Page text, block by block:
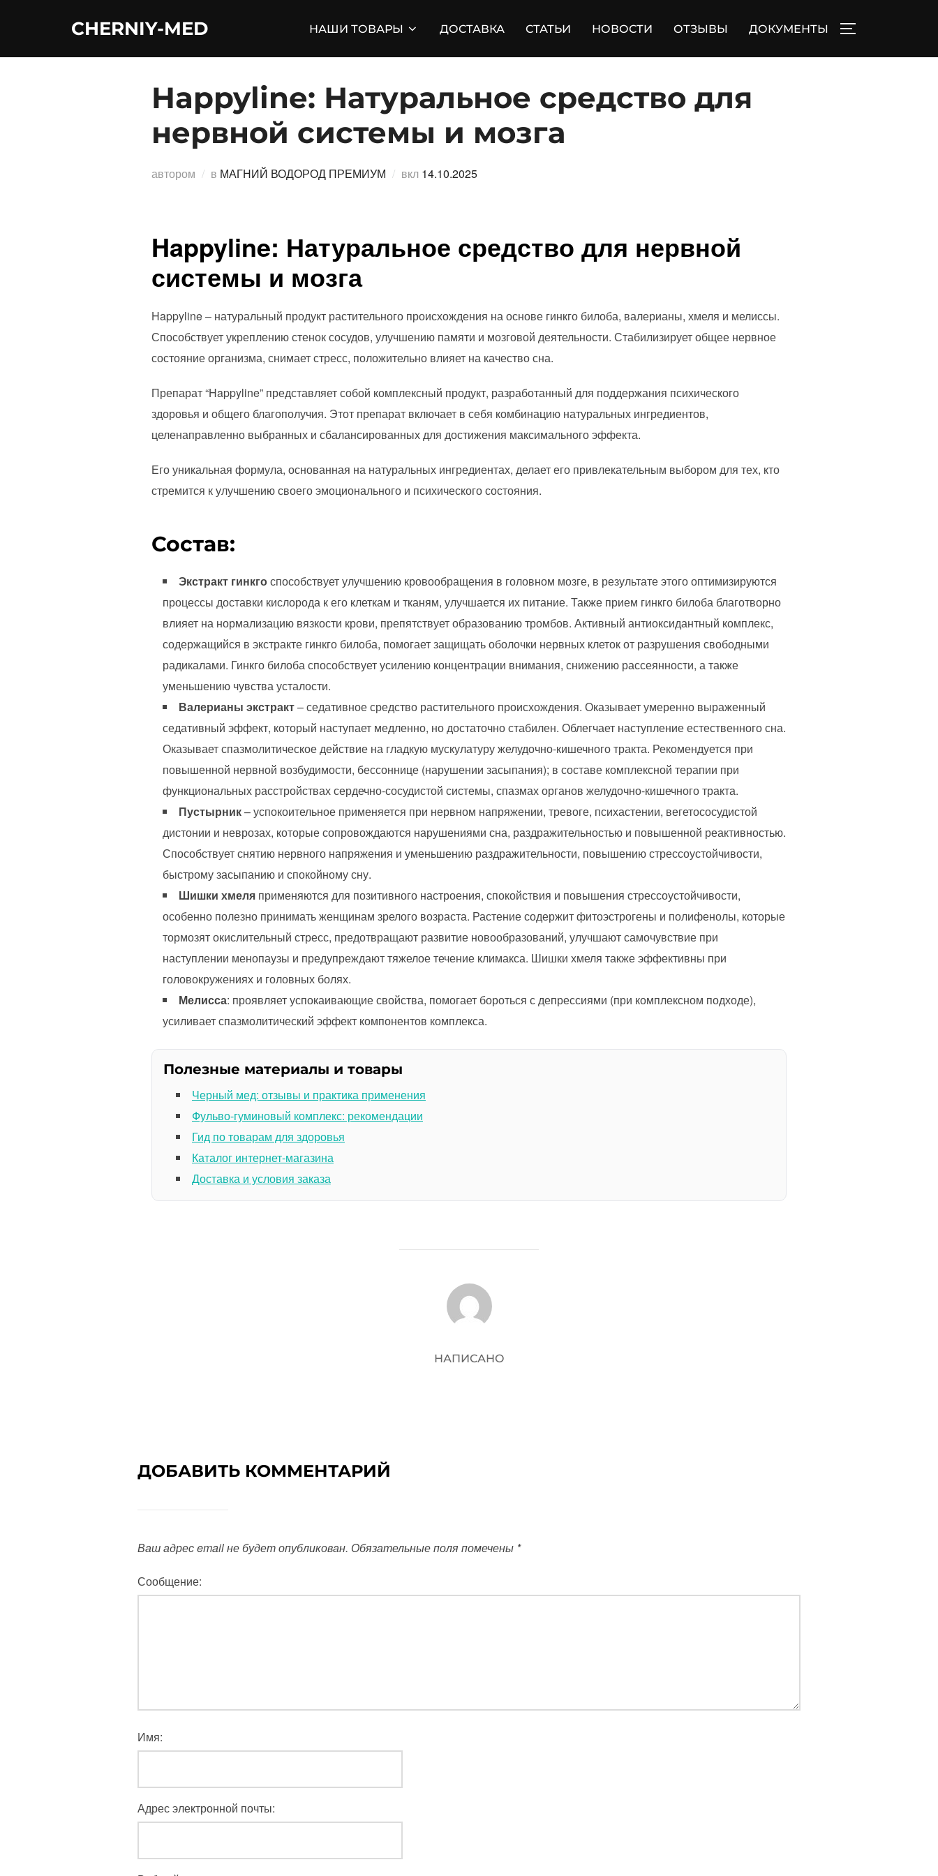
CHERNIY-MED НАШИ ТОВАРЫ ДОСТАВКА СТАТЬИ НОВОСТИ ОТЗЫВЫ ДОКУМЕНТЫ
Happyline: Натуральное средство для
нервной системы и мозга
автором в МАГНИЙ ВОДОРОД ПРЕМИУМ вкл Опубликовано
14.10.2025
Happyline: Натуральное средство для нервной
системы и мозга
Happyline – натуральный продукт растительного происхождения на основе гинкго билоба, валерианы, хмеля и мелиссы.
Способствует укреплению стенок сосудов, улучшению памяти и мозговой деятельности. Стабилизирует общее нервное
состояние организма, снимает стресс, положительно влияет на качество сна.
Препарат “Happyline” представляет собой комплексный продукт, разработанный для поддержания психического
здоровья и общего благополучия. Этот препарат включает в себя комбинацию натуральных ингредиентов,
целенаправленно выбранных и сбалансированных для достижения максимального эффекта.
Его уникальная формула, основанная на натуральных ингредиентах, делает его привлекательным выбором для тех, кто
стремится к улучшению своего эмоционального и психического состояния.
Состав:
Экстракт гинкгоспособствует улучшению кровообращения в головном мозге, в результате этого оптимизируются
процессы доставки кислорода к его клеткам и тканям, улучшается их питание. Также прием гинкго билоба благотворно
влияет на нормализацию вязкости крови, препятствует образованию тромбов. Активный антиоксидантный комплекс,
содержащийся в экстракте гинкго билоба, помогает защищать оболочки нервных клеток от разрушения свободными
радикалами. Гинкго билоба способствует усилению концентрации внимания, снижению рассеянности, а также
уменьшению чувства усталости.
Валерианы экстракт– седативное средство растительного происхождения. Оказывает умеренно выраженный
седативный эффект, который наступает медленно, но достаточно стабилен. Облегчает наступление естественного сна.
Оказывает спазмолитическое действие на гладкую мускулатуру желудочно-кишечного тракта. Рекомендуется при
повышенной нервной возбудимости, бессоннице (нарушении засыпания); в составе комплексной терапии при
функциональных расстройствах сердечно-сосудистой системы, спазмах органов желудочно-кишечного тракта.
Пустырник– успокоительное применяется при нервном напряжении, тревоге, психастении, вегетососудистой
дистонии и неврозах, которые сопровождаются нарушениями сна, раздражительностью и повышенной реактивностью.
Способствует снятию нервного напряжения и уменьшению раздражительности, повышению стрессоустойчивости,
быстрому засыпанию и спокойному сну.
Шишки хмеля применяются для позитивного настроения, спокойствия и повышения стрессоустойчивости,
особенно полезно принимать женщинам зрелого возраста. Растение содержит фитоэстрогены и полифенолы, которые
тормозят окислительный стресс, предотвращают развитие новообразований, улучшают самочувствие при
наступлении менопаузы и предупреждают тяжелое течение климакса. Шишки хмеля также эффективны при
головокружениях и головных болях.
Мелисса: проявляет успокаивающие свойства, помогает бороться с депрессиями (при комплексном подходе),
усиливает спазмолитический эффект компонентов комплекса.
Полезные материалы и товары
Черный мед: отзывы и практика применения
Фульво-гуминовый комплекс: рекомендации
Гид по товарам для здоровья
Каталог интернет-магазина
Доставка и условия заказа
АВТОР ЗАПИСИ
НАПИСАНО
ДОБАВИТЬ КОММЕНТАРИЙ
Ваш адрес email не будет опубликован. Обязательные поля помечены *
Сообщение:
Имя:
Адрес электронной почты: